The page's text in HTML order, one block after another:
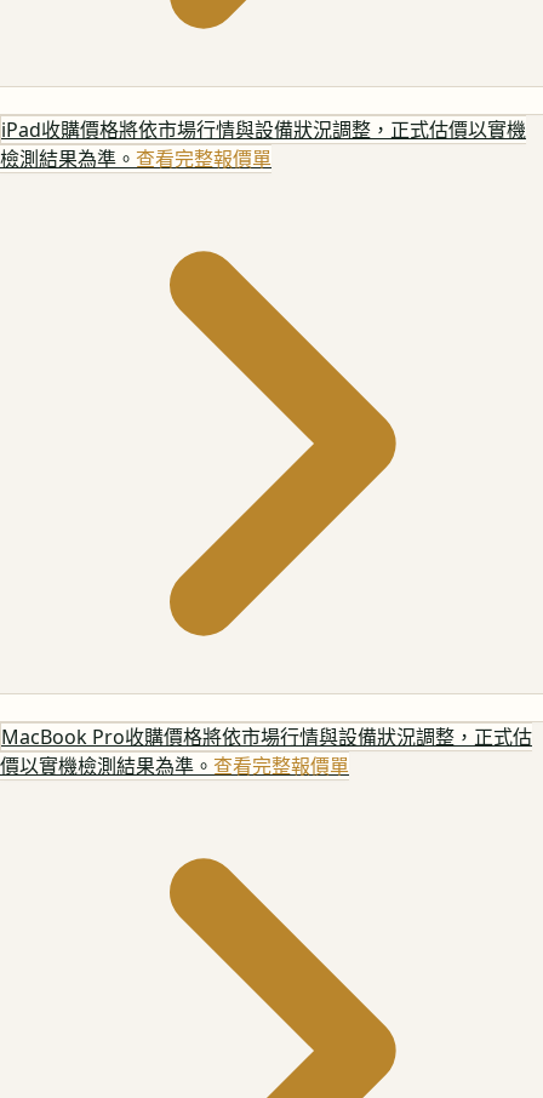
iPad收購價格將依市場行情與設備狀況調整，正式估價以實機
檢測結果為準。 查看完整報價單
MacBook Pro收購價格將依市場行情與設備狀況調整，正式估
價以實機檢測結果為準。 查看完整報價單